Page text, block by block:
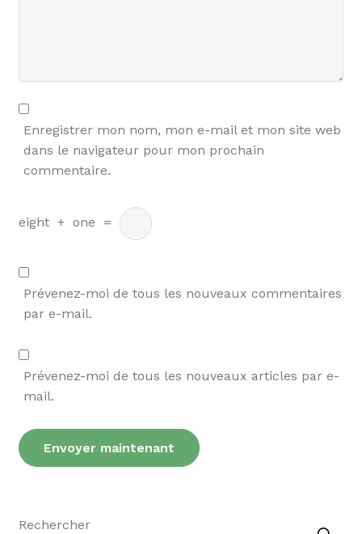
Enregistrer mon nom, mon e-mail et mon site web
dans le navigateur pour mon prochain
commentaire.
eight + one =
Prévenez-moi de tous les nouveaux commentaires
par e-mail.
Prévenez-moi de tous les nouveaux articles par e-
mail.
Rechercher
Recherche